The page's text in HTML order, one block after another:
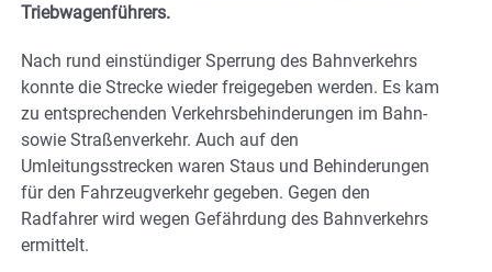
Triebwagenführers.
Nach rund einstündiger Sperrung des Bahnverkehrs
konnte die Strecke wieder freigegeben werden. Es kam
zu entsprechenden Verkehrsbehinderungen im Bahn-
sowie Straßenverkehr. Auch auf den
Umleitungsstrecken waren Staus und Behinderungen
für den Fahrzeugverkehr gegeben. Gegen den
Radfahrer wird wegen Gefährdung des Bahnverkehrs
ermittelt.